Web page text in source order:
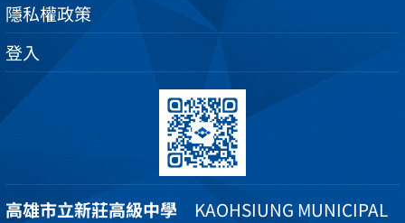
隱私權政策
登入
高雄市立新莊高級中學 KAOHSIUNG MUNICIPAL